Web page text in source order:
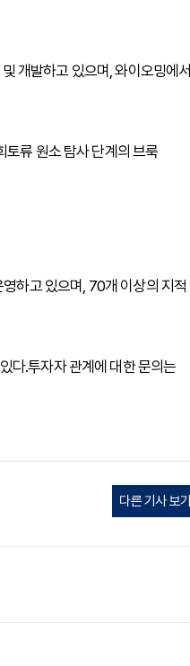
개발하고 있으며, 와이오밍에서
류 원소 탐사 단계의 브룩
하고 있으며, 70개 이상의 지적
다.투자자 관계에 대한 문의는
다른 기사 보기